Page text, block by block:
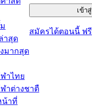
าสุด
มากสุด
าไทย
าต่างชาตื
น้าที่
สมัครได้ตอนนี้ ฟรี